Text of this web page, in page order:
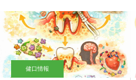
健口情報